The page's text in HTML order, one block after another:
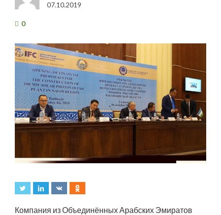
07.10.2019
0
Компания из Объединённых Арабских Эмиратов